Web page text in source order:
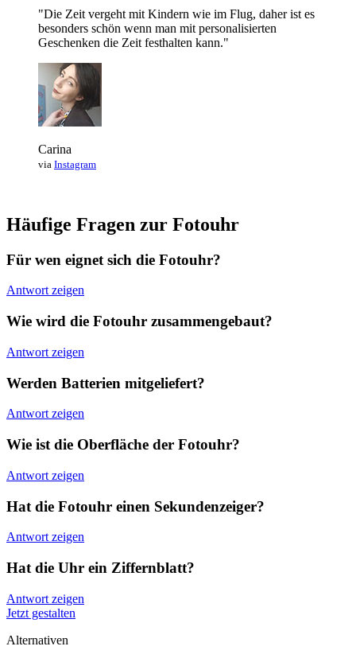
"Die Zeit vergeht mit Kindern wie im Flug, daher ist es
besonders schön wenn man mit personalisierten
Geschenken die Zeit festhalten kann."
Carina
via Instagram
Häufige Fragen zur Fotouhr
Für wen eignet sich die Fotouhr?
Antwort zeigen
Wie wird die Fotouhr zusammengebaut?
Antwort zeigen
Werden Batterien mitgeliefert?
Antwort zeigen
Wie ist die Oberfläche der Fotouhr?
Antwort zeigen
Hat die Fotouhr einen Sekundenzeiger?
Antwort zeigen
Hat die Uhr ein Ziffernblatt?
Antwort zeigen
Jetzt gestalten
Alternativen